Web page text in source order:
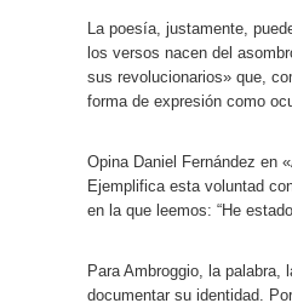
La poesía, justamente,
los versos nacen del
sus revolucionarios» que,
forma de expresión como
Opina Daniel Fernández en
Ejemplifica esta voluntad
en la que leemos: “He
Para Ambroggio, la
documentar su identidad.